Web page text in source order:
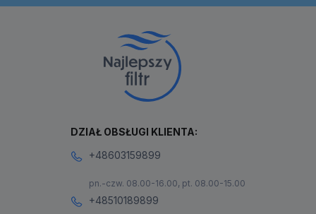
DZIAŁ OBSŁUGI KLIENTA:
+48603159899
pn.-czw. 08.00-16.00, pt. 08.00-15.00
+48510189899